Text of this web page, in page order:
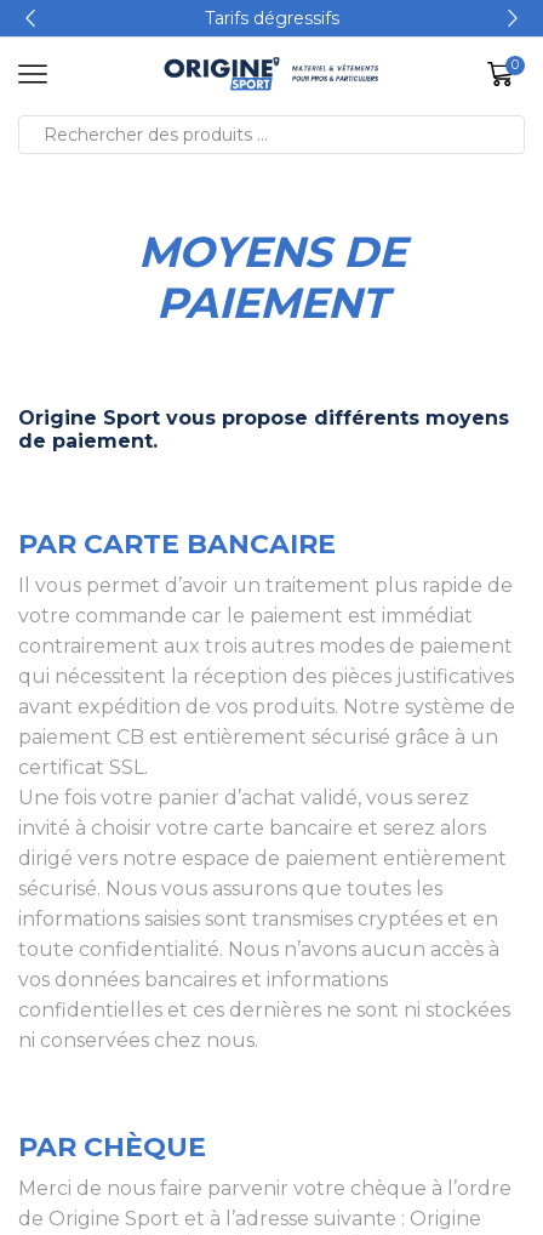
Tarifs dégressifs
0
MOYENS DE
PAIEMENT
Origine Sport vous propose différents moyens
de paiement.
PAR CARTE BANCAIRE
Il vous permet d’avoir un traitement plus rapide de
votre commande car le paiement est immédiat
contrairement aux trois autres modes de paiement
qui nécessitent la réception des pièces justificatives
avant expédition de vos produits. Notre système de
paiement CB est entièrement sécurisé grâce à un
certificat SSL.
Une fois votre panier d’achat validé, vous serez
invité à choisir votre carte bancaire et serez alors
dirigé vers notre espace de paiement entièrement
sécurisé. Nous vous assurons que toutes les
informations saisies sont transmises cryptées et en
toute confidentialité. Nous n’avons aucun accès à
vos données bancaires et informations
confidentielles et ces dernières ne sont ni stockées
ni conservées chez nous.
PAR CHÈQUE
Merci de nous faire parvenir votre chèque à l’ordre
de Origine Sport et à l’adresse suivante : Origine